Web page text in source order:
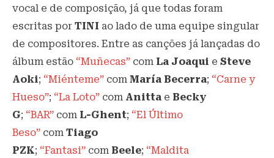
vocal e de composição, já que todas foram
escritas por TINI ao lado de uma equipe singular
de compositores. Entre as canções já lançadas do
álbum estão “Muñecas” com La Joaqui e Steve
Aoki; “Miénteme” com María Becerra; “Carne y
Hueso”; “La Loto” com Anitta e Becky
G; “BAR” com L-Ghent; “El Último
Beso” com Tiago
PZK; “Fantasi” com Beele; “Maldita